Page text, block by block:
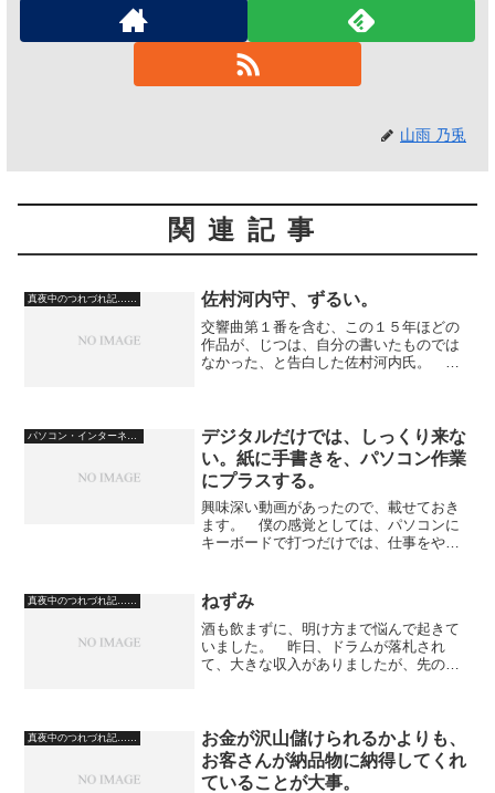
山雨 乃兎
関連記事
真夜中のつれづれ記…… 佐村河内守、ずるい。
交響曲第１番を含む、この１５年ほどの
作品が、じつは、自分の書いたものでは
なかった、と告白した佐村河内氏。 自
が、弟子に作品を書かせて...
デジタルだけでは、しっくり来な
い。紙に手書きを、パソコン作業
にプラスする。
興味深い動画があったので、載せておき
ます。 僕の感覚としては、パソコンに
キーボードで打つだけでは、仕事をやっ
ーボードの下に敷いた紙にメモしま
す。 決定するまでの要素を、...
真夜中のつれづれ記…… ねずみ
酒も飲まずに、明け方まで悩んで起きて
いました。 昨日、ドラムが落札され
て、大きな収入がありましたが、先のこ
つになるか分からない。 な...
真夜中のつれづれ記……
お金が沢山儲けられるかよりも、
お客さんが納品物に納得してくれ
ていることが大事。